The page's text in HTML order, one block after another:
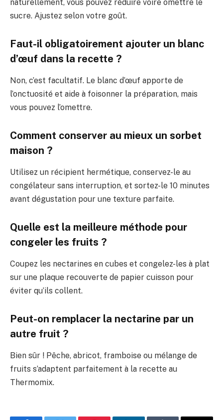
naturellement, vous pouvez réduire voire omettre le
sucre. Ajustez selon votre goût.
Faut-il obligatoirement ajouter un blanc
d’œuf dans la recette ?
Non, c’est facultatif. Le blanc d’œuf apporte de
l’onctuosité et aide à foisonner la préparation, mais
vous pouvez l’omettre.
Comment conserver au mieux un sorbet
maison ?
Utilisez un récipient hermétique, conservez-le au
congélateur sans interruption, et sortez-le 10 minutes
avant dégustation pour une texture parfaite.
Quelle est la meilleure méthode pour
congeler les fruits ?
Coupez les nectarines en cubes et congelez-les à plat
sur une plaque recouverte de papier cuisson pour
éviter qu’ils collent.
Peut-on remplacer la nectarine par un
autre fruit ?
Bien sûr ! Pêche, abricot, framboise ou mélange de
fruits s’adaptent parfaitement à la recette au
Thermomix.